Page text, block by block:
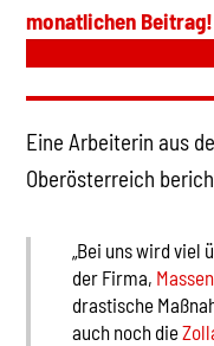
monatlichen Beitrag!
Eine Arbeiterin aus
Oberösterreich
„Bei uns wird viel
der Firma,
drastische
auch noch die